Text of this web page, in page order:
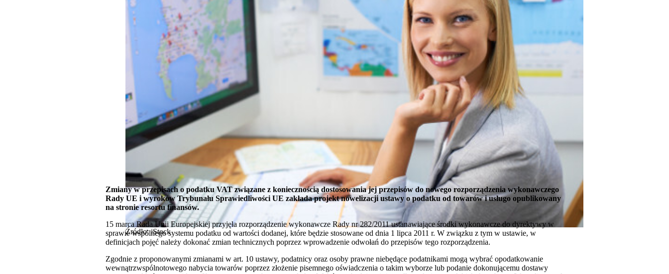
Źródło: iStock
Zmiany w przepisach o podatku VAT związane z koniecznością dostosowania jej przepisów do nowego rozporządzenia wykonawczego
Rady UE i wyroków Trybunału Sprawiedliwości UE zakłada projekt nowelizacji ustawy o podatku od towarów i usługo opublikowany
na stronie resortu finansów.
15 marca Rada Unii Europejskiej przyjęła rozporządzenie wykonawcze Rady nr 282/2011 ustanawiające środki wykonawcze do dyrektywy w
sprawie wspólnego systemu podatku od wartości dodanej, które będzie stosowane od dnia 1 lipca 2011 r. W związku z tym w ustawie, w
definicjach pojęć należy dokonać zmian technicznych poprzez wprowadzenie odwołań do przepisów tego rozporządzenia.
Zgodnie z proponowanymi zmianami w art. 10 ustawy, podatnicy oraz osoby prawne niebędące podatnikami mogą wybrać opodatkowanie
wewnątrzwspólnotowego nabycia towarów poprzez złożenie pisemnego oświadczenia o takim wyborze lub podanie dokonującemu dostawy